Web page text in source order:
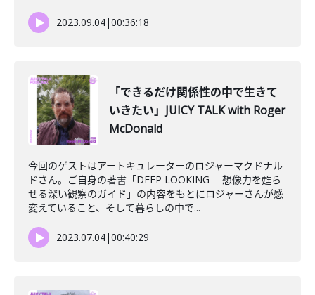
2023.09.04|00:36:18
「できるだけ関係性の中で生きて
いきたい」JUICY TALK with Roger
McDonald
今回のゲストはアートキュレーターのロジャーマクドナル
ドさん。ご自身の著書「DEEP LOOKING 想像力を甦ら
せる深い観察のガイド」の内容をもとにロジャーさんが感
変えていること、そして暮らしの中で...
2023.07.04|00:40:29